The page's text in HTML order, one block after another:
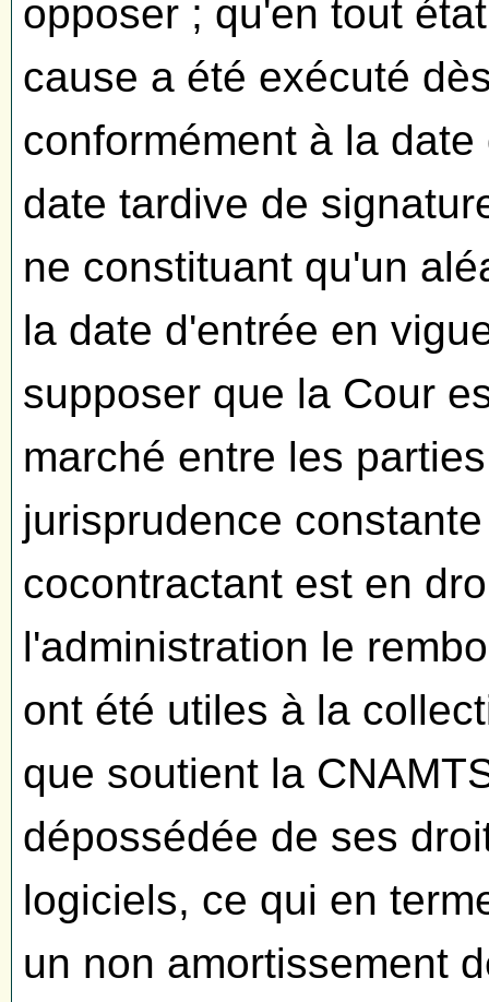
opposer ; qu'en tout
cause a été exécuté
conformément à la
date tardive de
ne constituant qu'un
la date d'entrée en
supposer que la Cour
marché entre les
jurisprudence
cocontractant est en
l'administration le
ont été utiles à la
que soutient la
dépossédée de ses
logiciels, ce qui en
un non amortissement